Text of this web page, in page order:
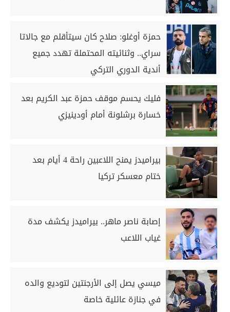
حمزة أوغلو: صلاح كان سيتأقلم مع جالاتا
سراي.. وثنائيته المحتملة تهدد جميع
أندية الدوري التركي
فليك يحسم موقف حمزة عبد الكريم بعد
خسارة برشلونة أمام أودينيزي
بيراميدز يمنح اللاعبين راحة 4 أيام بعد
ختام معسكر تركيا
إصابة ناصر ماهر.. بيراميدز يكشف مدة
غياب اللاعب
ميسي يصل إلى الأرجنتين لتوديع والده
في جنازة عائلية خاصة